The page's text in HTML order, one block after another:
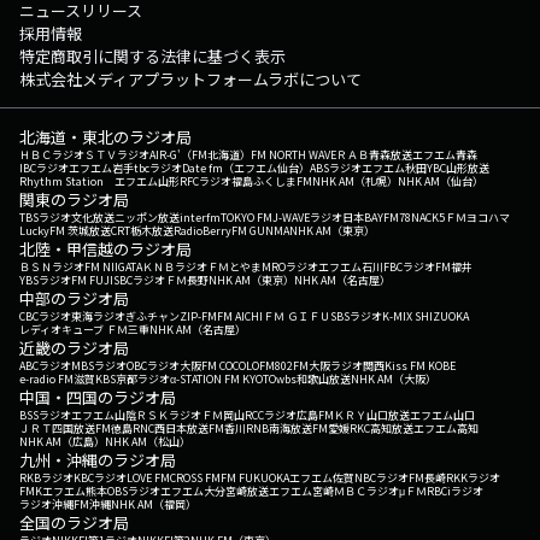
ニュースリリース
採用情報
特定商取引に関する法律に基づく表示
株式会社メディアプラットフォームラボについて
北海道・東北のラジオ局
ＨＢＣラジオＳＴＶラジオAIR-G'（FM北海道） FM NORTH WAVEＲＡＢ青森放送エフエム青森
IBCラジオエフエム岩手tbcラジオDate fm（エフエム仙台） ABSラジオエフエム秋田YBC山形放送
Rhythm Station エフエム山形RFCラジオ福島ふくしまFMNHK AM（札幌） NHK AM（仙台）
関東のラジオ局
TBSラジオ文化放送ニッポン放送interfmTOKYO FMJ-WAVEラジオ日本BAYFM78NACK5 ＦＭヨコハマ
LuckyFM 茨城放送CRT栃木放送RadioBerryFM GUNMANHK AM（東京）
北陸・甲信越のラジオ局
ＢＳＮラジオFM NIIGATAＫＮＢラジオ ＦＭとやまMROラジオエフエム石川FBCラジオFM福井
YBSラジオFM FUJISBCラジオ ＦＭ長野NHK AM（東京） NHK AM（名古屋）
中部のラジオ局
CBCラジオ東海ラジオぎふチャンZIP-FMFM AICHI ＦＭ ＧＩＦＵ SBSラジオK-MIX SHIZUOKA
レディオキューブ ＦＭ三重NHK AM（名古屋）
近畿のラジオ局
ABCラジオMBSラジオOBCラジオ大阪FM COCOLOFM802FM大阪ラジオ関西Kiss FM KOBE
e-radio FM滋賀KBS京都ラジオα-STATION FM KYOTOwbs和歌山放送NHK AM（大阪）
中国・四国のラジオ局
BSSラジオエフエム山陰ＲＳＫラジオ ＦＭ岡山RCCラジオ広島FM ＫＲＹ山口放送エフエム山口
ＪＲＴ四国放送FM徳島RNC西日本放送FM香川RNB南海放送FM愛媛RKC高知放送エフエム高知
NHK AM（広島） NHK AM（松山）
九州・沖縄のラジオ局
RKBラジオKBCラジオLOVE FMCROSS FMFM FUKUOKAエフエム佐賀NBCラジオFM長崎RKKラジオ
FMKエフエム熊本OBSラジオエフエム大分宮崎放送エフエム宮崎ＭＢＣラジオμＦＭRBCiラジオ
ラジオ沖縄FM沖縄NHK AM（福岡）
全国のラジオ局